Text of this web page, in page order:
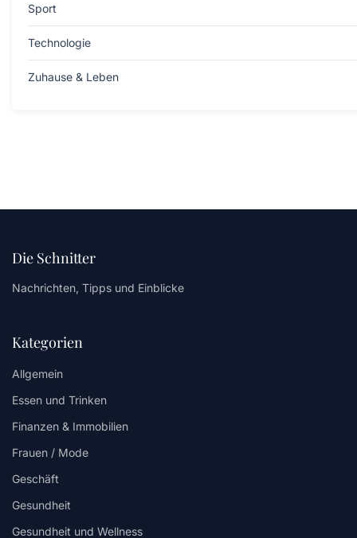
Sport
Technologie
Zuhause & Leben
Die Schnitter
Nachrichten, Tipps und Einblicke
Kategorien
Allgemein
Essen und Trinken
Finanzen & Immobilien
Frauen / Mode
Geschäft
Gesundheit
Gesundheit und Wellness